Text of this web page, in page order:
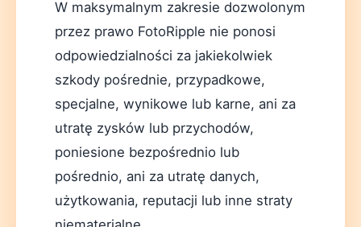
W maksymalnym zakresie dozwolonym
przez prawo FotoRipple nie ponosi
odpowiedzialności za jakiekolwiek
szkody pośrednie, przypadkowe,
specjalne, wynikowe lub karne, ani za
utratę zysków lub przychodów,
poniesione bezpośrednio lub
pośrednio, ani za utratę danych,
użytkowania, reputacji lub inne straty